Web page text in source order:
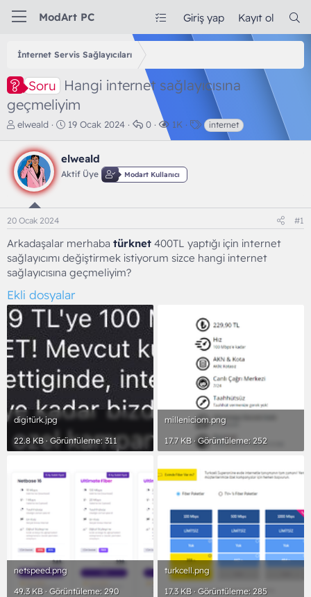
ModArt PC Giriş yap Kayıt ol
İnternet Servis Sağlayıcıları
Soru
Hangi internet sağlayıcısına
geçmeliyim
K
n
b
u
y
b
a
a
t
n
elweald
B
l
a
ı
a
r
i
19 Ocak 2024
C
p
l
r
0
G
n
t
l
e
1K
E
e
internet
elweald
Aktif Üye Modart Kullanıcı
20 Ocak 2024 #1
Arkadaşalar merhaba türknet 400TL yaptığı için internet
sağlayıcımı değiştirmek istiyorum sizce hangi internet
sağlayıcısına geçmeliyim?
Ekli dosyalar
digitürk.jpg
22.8 KB · Görüntüleme: 311
milleniciom.png
17.7 KB · Görüntüleme: 252
netspeed.png
49.3 KB · Görüntüleme: 290
turkcell.png
17.3 KB · Görüntüleme: 285